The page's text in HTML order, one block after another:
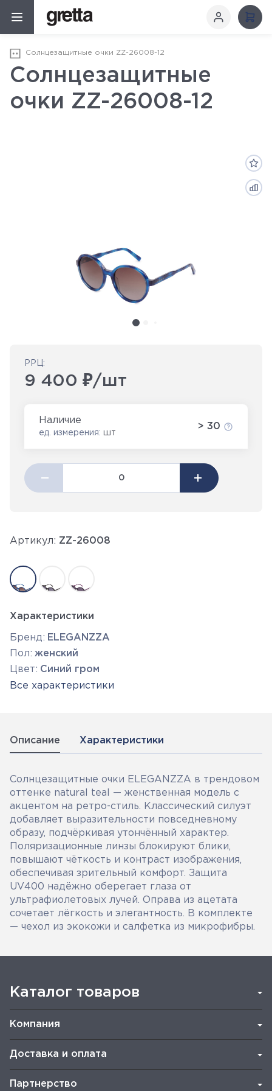
Солнцезащитные очки ZZ-26008-12
Солнцезащитные
очки ZZ-26008-12
Артикул: ZZ-26008
Характеристики
Бренд: ELEGANZZA
Пол: женский
Цвет: Синий гром
Все характеристики
РРЦ:
9 400 ₽/шт
Наличие
ед. измерения: шт
> 30
Описание Характеристики
Солнцезащитные очки ELEGANZZA в трендовом
оттенке natural teal — женственная модель с
акцентом на ретро-стиль. Классический силуэт
добавляет выразительности повседневному
образу, подчёркивая утончённый характер.
Поляризационные линзы блокируют блики,
повышают чёткость и контраст изображения,
обеспечивая зрительный комфорт. Защита
UV400 надёжно оберегает глаза от
ультрафиолетовых лучей. Оправа из ацетата
сочетает лёгкость и элегантность. В комплекте
— чехол из экокожи и салфетка из микрофибры.
Каталог товаров
Компания
Доставка и оплата
Партнерство